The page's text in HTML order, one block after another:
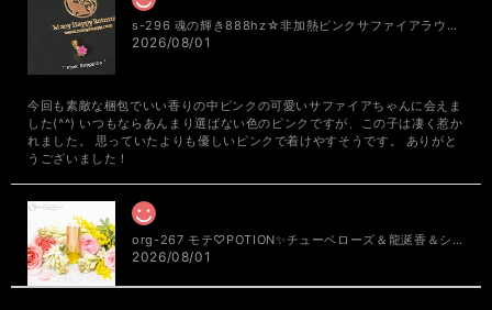
s-296 魂の輝き888hz☆非加熱ピンクサファイアラウンドブリリアント☆周波数ジュエリー☆K18GPペンダントトップ
2026/08/01
今回も素敵な梱包でいい香りの中ピンクの可愛いサファイアちゃんに会えま
した(^^) いつもならあんまり選ばない色のピンクですが、この子は凄く惹か
れました。 思っていたよりも優しいピンクで着けやすそうです。 ありがと
うございました！
org-267 モテ♡POTION✨チューベローズ＆龍涎香＆シキホール媚薬オイル✨ミモザブレンド
2026/08/01